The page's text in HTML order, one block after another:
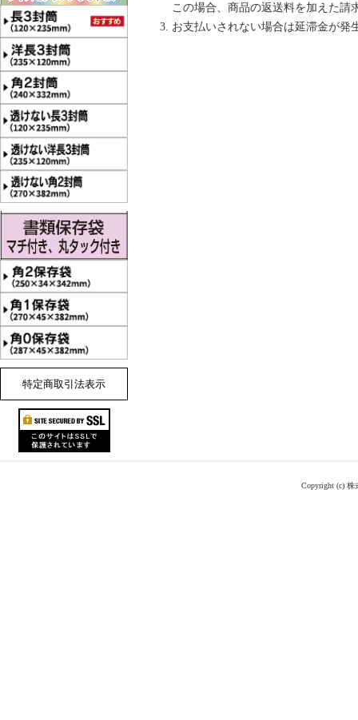
特定商取引法表示
この場合、商品の返送料を加えた請
お支払いされない場合は延滞金が発
Copyright (c)